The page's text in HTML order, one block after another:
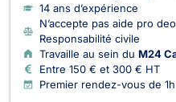
14 ans d’expérience
N’accepte pas aide pro
Responsabilité civile
Travaille au sein du M24
Entre 150 € et 300 € HT
Premier rendez-vous de